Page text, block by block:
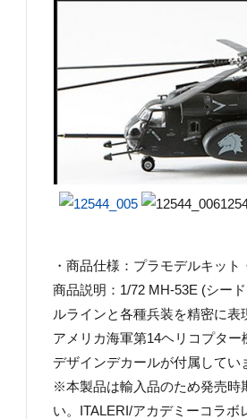
・商品仕様：プラモデルキッ
商品説明：1/72 MH-53E (シー
ルラインと各種兵装を精密に表
アメリカ海軍第14ヘリコプタ
デザインデカールが付属してい
※本製品は輸入品のため発売時
い。ITALERI/アカデミーコラボ